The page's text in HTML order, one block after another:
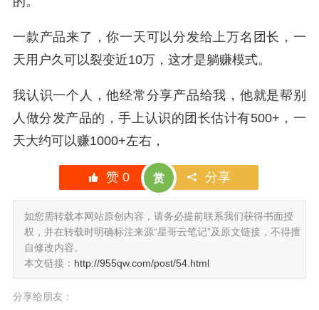
一款产品来了，你一天可以分发给上万名团长，一
天用户久可以裂变近10万，这才是躺赚模式。
我认识一个人，他经常分享产品给我，他就是帮别
人做分发产品的，手上认识的团长估计有500+，一
天大约可以赚1000+左右，
赞 0 赏 分享
如您需转载本网站原创内容，请务必提前联系我们获得书面授
权，并在转载时明确标注来源“星哥云笔记”及原文链接，不得擅
自修改内容。
本文链接： http://955qw.com/post/54.html
分享给朋友：